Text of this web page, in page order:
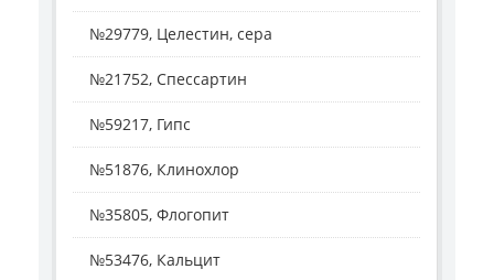
№29779, Целестин, сера
№21752, Спессартин
№59217, Гипс
№51876, Клинохлор
№35805, Флогопит
№53476, Кальцит